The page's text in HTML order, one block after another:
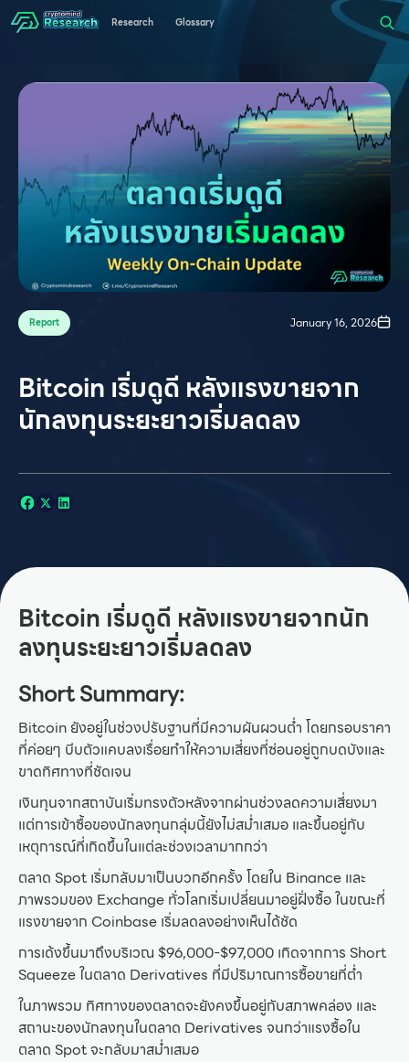
Research Glossary
Report January 16, 2026
Bitcoin เริ่มดูดี หลังแรงขายจาก
นักลงทุนระยะยาวเริ่มลดลง
Bitcoin เริ่มดูดี หลังแรงขายจากนัก
ลงทุนระยะยาวเริ่มลดลง
Short Summary:
Bitcoin ยังอยู่ในช่วงปรับฐานที่มีความผันผวนต่ำ โดยกรอบราคา
ที่ค่อยๆ บีบตัวแคบลงเรื่อยทำให้ความเสี่ยงที่ซ่อนอยู่ถูกบดบังและ
ขาดทิศทางที่ชัดเจน
เงินทุนจากสถาบันเริ่มทรงตัวหลังจากผ่านช่วงลดความเสี่ยงมา
แต่การเข้าซื้อของนักลงทุนกลุ่มนี้ยังไม่สม่ำเสมอ และขึ้นอยู่กับ
เหตุการณ์ที่เกิดขึ้นในแต่ละช่วงเวลามากกว่า
ตลาด Spot เริ่มกลับมาเป็นบวกอีกครั้ง โดยใน Binance และ
ภาพรวมของ Exchange ทั่วโลกเริ่มเปลี่ยนมาอยู่ฝั่งซื้อ ในขณะที่
แรงขายจาก Coinbase เริ่มลดลงอย่างเห็นได้ชัด
การเด้งขึ้นมาถึงบริเวณ $96,000-$97,000 เกิดจากการ Short
Squeeze ในตลาด Derivatives ที่มีปริมาณการซื้อขายที่ต่ำ
ในภาพรวม ทิศทางของตลาดจะยังคงขึ้นอยู่กับสภาพคล่อง และ
สถานะของนักลงทุนในตลาด Derivatives จนกว่าแรงซื้อใน
ตลาด Spot จะกลับมาสม่ำเสมอ